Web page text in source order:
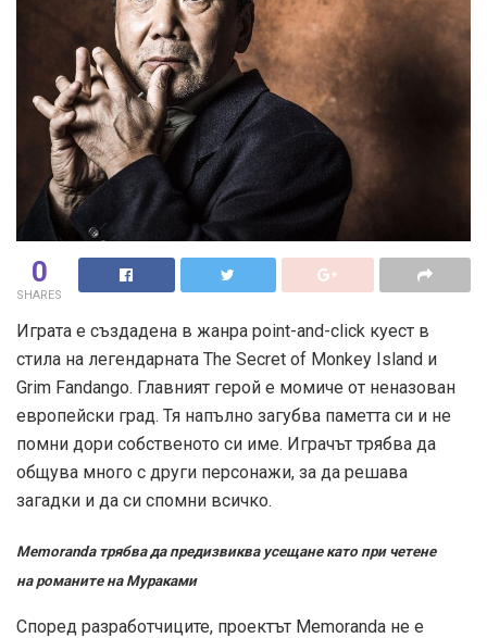
0
SHARES
Играта е създадена в жанра point-and-click куест в
стила на легендарната The Secret of Monkey Island и
Grim Fandango. Главният герой е момиче от неназован
европейски град. Тя напълно загубва паметта си и не
помни дори собственото си име. Играчът трябва да
общува много с други персонажи, за да решава
загадки и да си спомни всичко.
Memoranda трябва да предизвиква усещане като при четене
на романите на Мураками
Според разработчиците, проектът Memoranda не е